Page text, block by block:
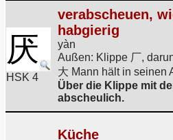
厌
HSK 4
verabscheuen,
habgierig
yàn
Außen: Klippe 厂,
大 Mann hält in seinen
Über die Klippe mit
abscheulich.
Küche